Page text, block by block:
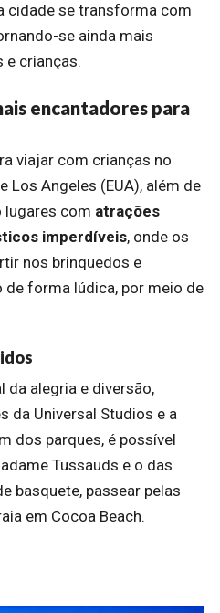
cidade se transforma com
se ainda mais
e crianças.
encantadores para
viajar com crianças no
Los Angeles (EUA), além de
lugares com atrações
imperdíveis, onde os
nos brinquedos e
de forma lúdica, por meio de
da alegria e diversão,
da Universal Studios e a
dos parques, é possível
Tussauds e o das
basquete, passear pelas
em Cocoa Beach.